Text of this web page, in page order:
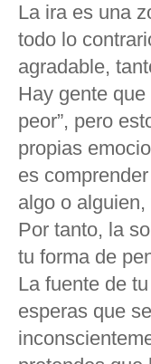
La ira es una
todo lo
agradable,
Hay gente
peor”, pero
propias
es
algo o
Por tanto, la
tu forma de
La fuente de
esperas que